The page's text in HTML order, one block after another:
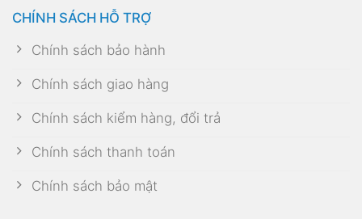
CHÍNH SÁCH HỖ TRỢ
Chính sách bảo hành
Chính sách giao hàng
Chính sách kiểm hàng, đổi trả
Chính sách thanh toán
Chính sách bảo mật